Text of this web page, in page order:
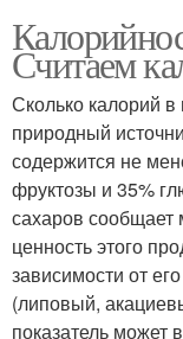
Считаем
Сколько калорий
природный
содержится не
фруктозы и 35%
сахаров сообщает
ценность этого
зависимости от
(липовый,
показатель может